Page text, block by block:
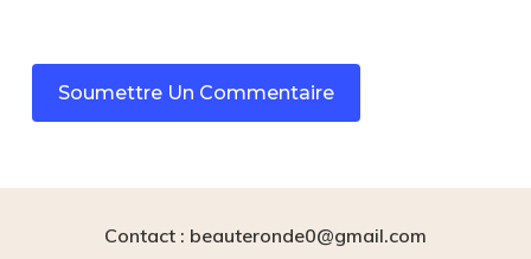
Contact : beauteronde0@gmail.com